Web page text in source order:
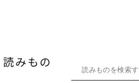
読みもの